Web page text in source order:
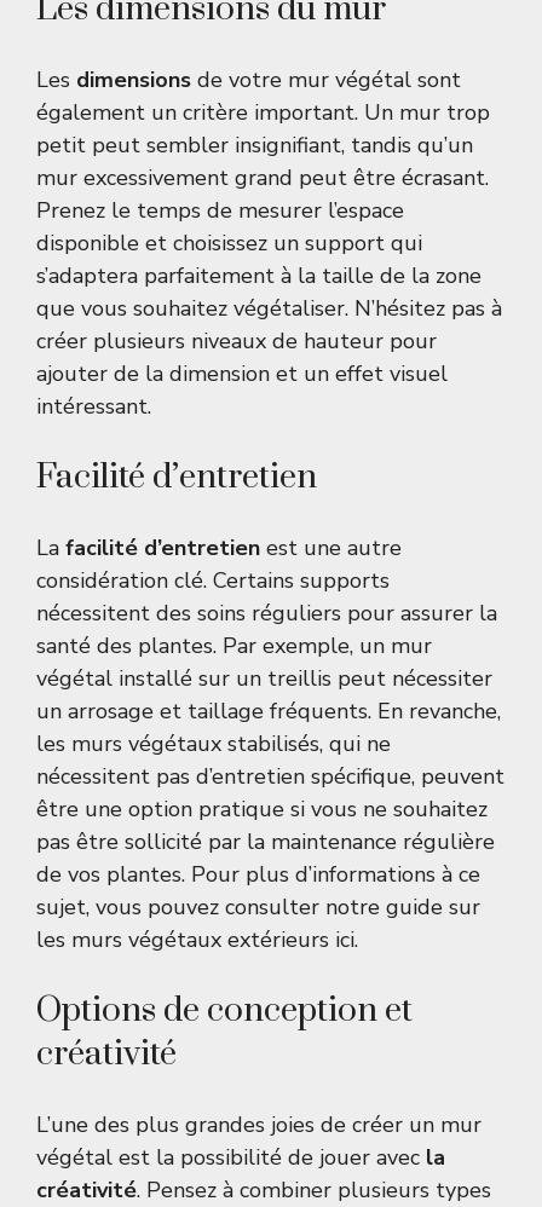
Les dimensions du mur
Les dimensions de votre mur végétal sont
également un critère important. Un mur trop
petit peut sembler insignifiant, tandis qu’un
mur excessivement grand peut être écrasant.
Prenez le temps de mesurer l’espace
disponible et choisissez un support qui
s’adaptera parfaitement à la taille de la zone
que vous souhaitez végétaliser. N’hésitez pas à
créer plusieurs niveaux de hauteur pour
ajouter de la dimension et un effet visuel
intéressant.
Facilité d’entretien
La facilité d’entretien est une autre
considération clé. Certains supports
nécessitent des soins réguliers pour assurer la
santé des plantes. Par exemple, un mur
végétal installé sur un treillis peut nécessiter
un arrosage et taillage fréquents. En revanche,
les murs végétaux stabilisés, qui ne
nécessitent pas d’entretien spécifique, peuvent
être une option pratique si vous ne souhaitez
pas être sollicité par la maintenance régulière
de vos plantes. Pour plus d’informations à ce
sujet, vous pouvez consulter notre guide sur
les murs végétaux extérieurs ici.
Options de conception et
créativité
L’une des plus grandes joies de créer un mur
végétal est la possibilité de jouer avec la
créativité. Pensez à combiner plusieurs types